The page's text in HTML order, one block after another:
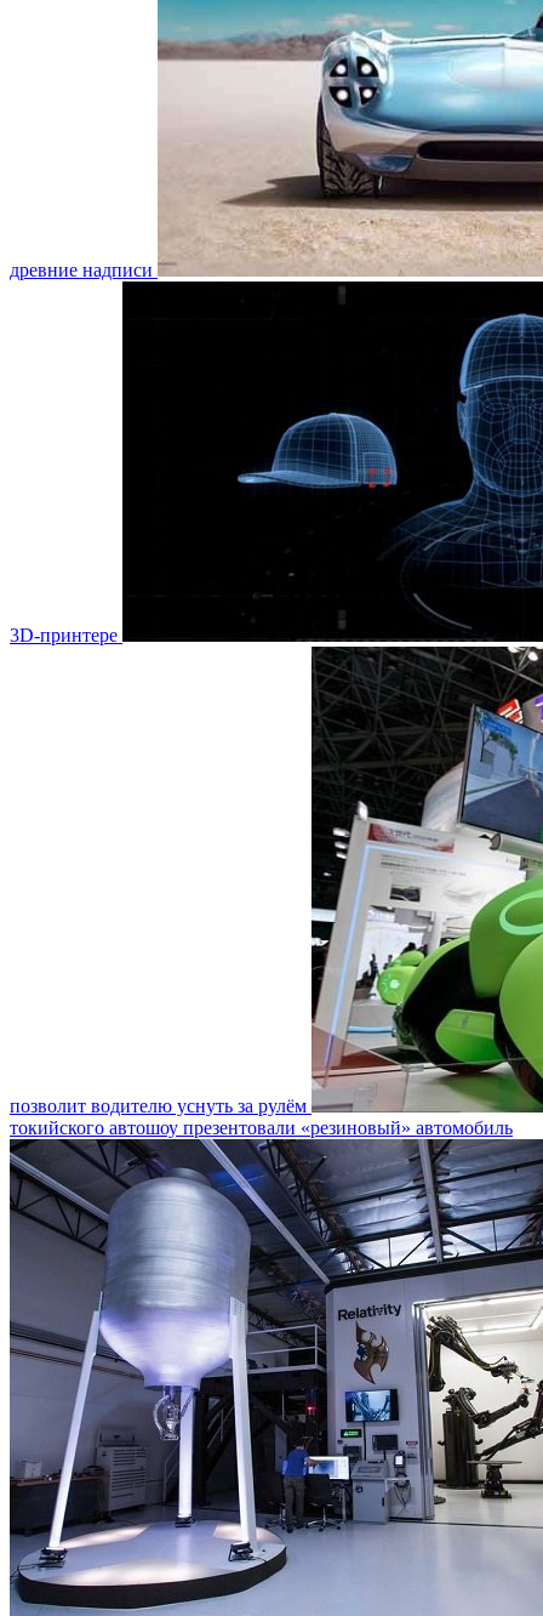
древние надписи
3D-принтере
позволит водителю уснуть за рулём
токийского автошоу презентовали «резиновый» автомобиль